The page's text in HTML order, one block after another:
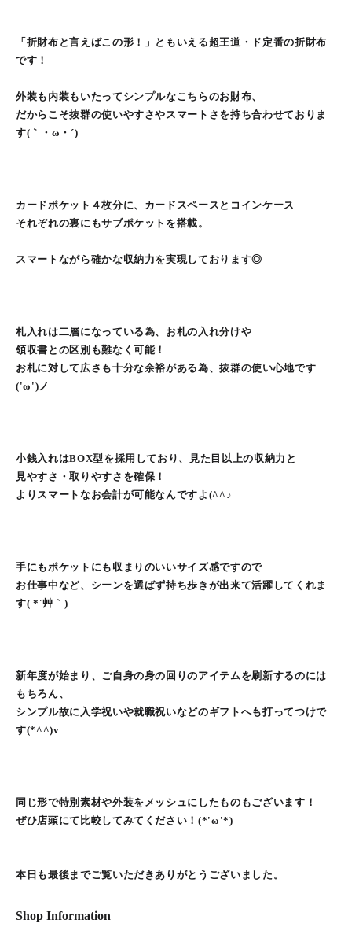
「折財布と言えばこの形！」ともいえる超王道・ド定番の折財布
です！
外装も内装もいたってシンプルなこちらのお財布、
だからこそ抜群の使いやすさやスマートさを持ち合わせておりま
す(｀・ω・´)ゞ
カードポケット４枚分に、カードスペースとコインケース
それぞれの裏にもサブポケットを搭載。
スマートながら確かな収納力を実現しております◎
札入れは二層になっている為、お札の入れ分けや
領収書との区別も難なく可能！
お札に対して広さも十分な余裕がある為、抜群の使い心地です
('ω')ノ
小銭入れはBOX型を採用しており、見た目以上の収納力と
見やすさ・取りやすさを確保！
よりスマートなお会計が可能なんですよ(^^♪
手にもポケットにも収まりのいいサイズ感ですので
お仕事中など、シーンを選ばず持ち歩きが出来て活躍してくれま
す( *´艸｀)
新年度が始まり、ご自身の身の回りのアイテムを刷新するのには
もちろん、
シンプル故に入学祝いや就職祝いなどのギフトへも打ってつけで
す(*^^)v
同じ形で特別素材や外装をメッシュにしたものもございます！
ぜひ店頭にて比較してみてください！(*'ω'*)
本日も最後までご覧いただきありがとうございました。
Shop Information